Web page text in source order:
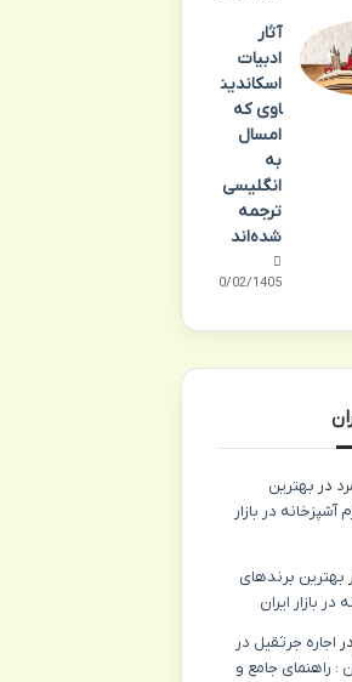
آثار
ادبیات
اسکاندین
اوی که
امسال
به
انگلیسی
ترجمه
شده‌اند
10/02/1405
در بهترین
آشپزخانه در بازار
بهترین برندهای
در بازار ایران
در اجاره جرثقیل در
: راهنمای جامع و